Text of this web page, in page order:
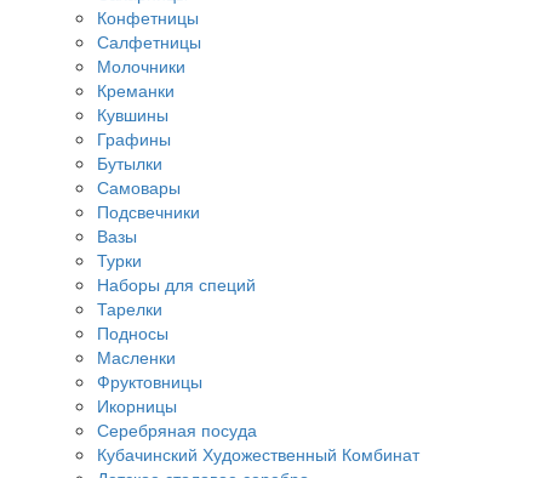
Конфетницы
Салфетницы
Молочники
Креманки
Кувшины
Графины
Бутылки
Самовары
Подсвечники
Вазы
Турки
Наборы для специй
Тарелки
Подносы
Масленки
Фруктовницы
Икорницы
Серебряная посуда
Кубачинский Художественный Комбинат